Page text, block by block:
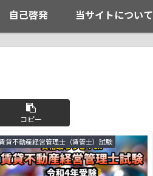
自己啓発 当サイトについて
コピー
貸不動産経営管理士（賃管士）試験